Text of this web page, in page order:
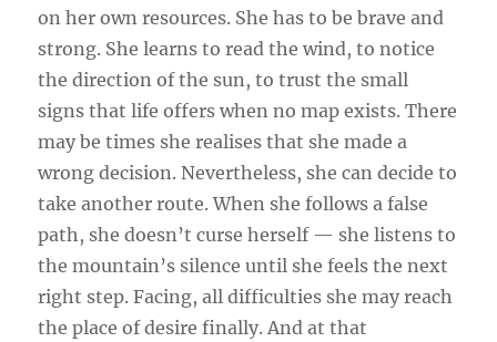
on her own resources. She has to be brave and
strong. She learns to read the wind, to notice
the direction of the sun, to trust the small
signs that life offers when no map exists. There
may be times she realises that she made a
wrong decision. Nevertheless, she can decide to
take another route. When she follows a false
path, she doesn’t curse herself — she listens to
the mountain’s silence until she feels the next
right step. Facing, all difficulties she may reach
the place of desire finally. And at that